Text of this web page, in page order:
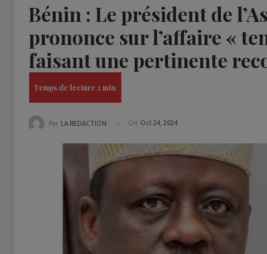
Bénin : Le président de
prononce sur l’affaire «
faisant une pertinente
Par LA REDACTION On Oct 24, 2024